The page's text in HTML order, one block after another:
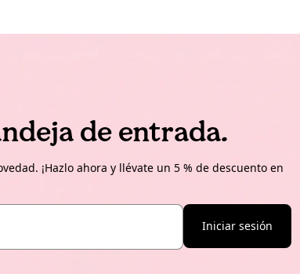
de entrada.
¡Hazlo ahora y llévate un 5 % de descuento en
Iniciar sesión